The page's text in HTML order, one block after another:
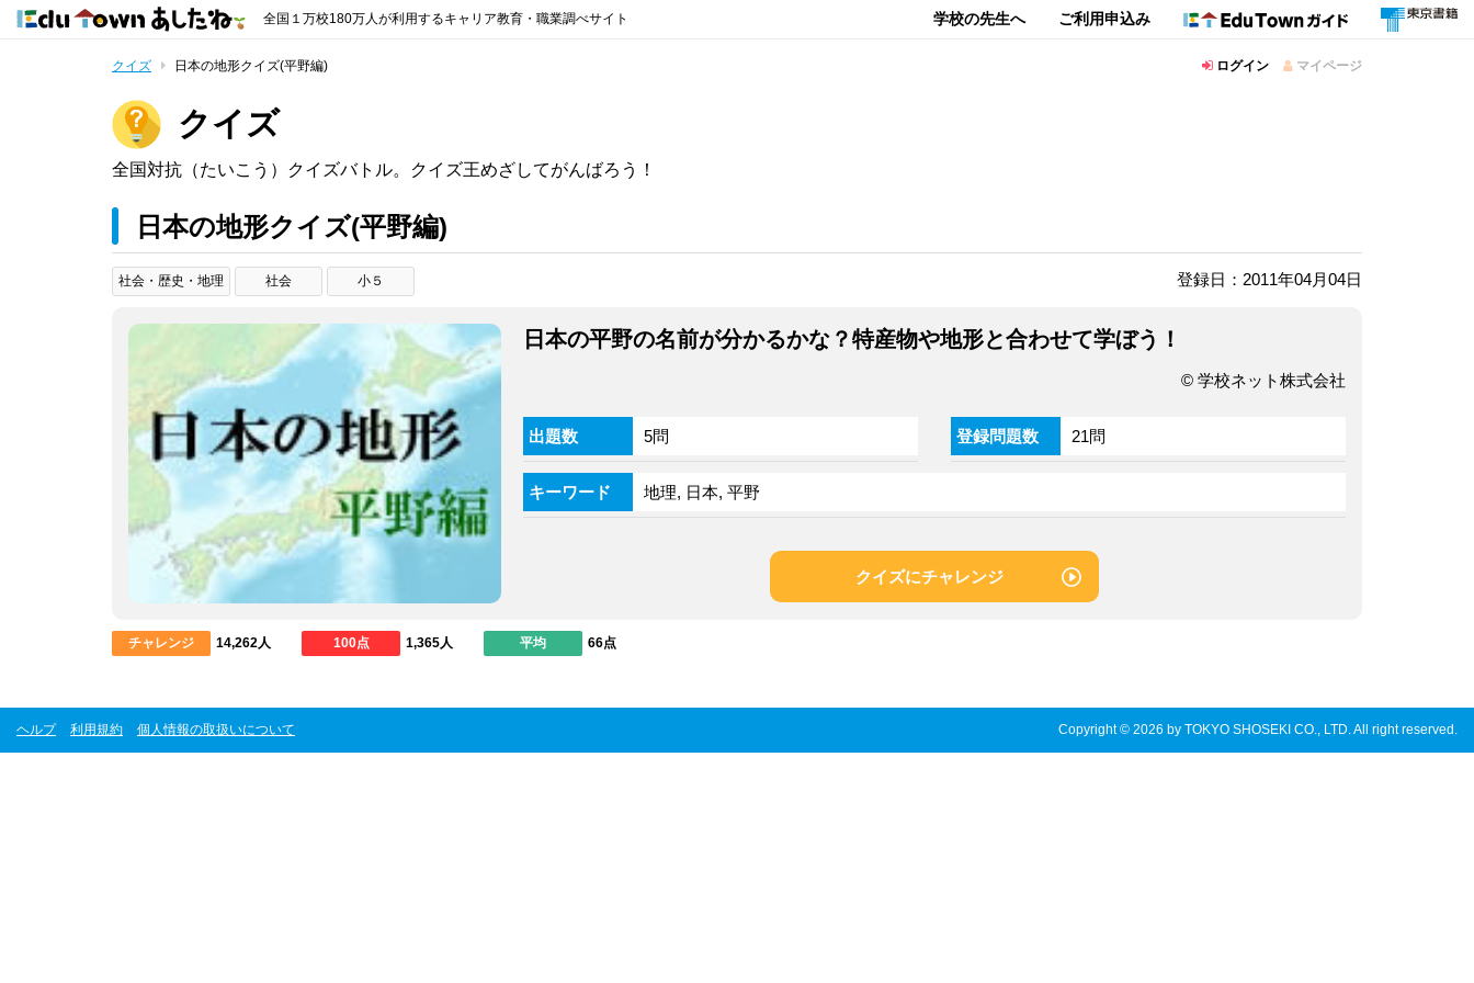
全国１万校180万人が利用するキャリア教育・職業調べサイト 学校の先生へ ご利用申込み
クイズ 日本の地形クイズ(平野編) ログイン マイページ
クイズ
全国対抗（たいこう）クイズバトル。クイズ王めざしてがんばろう！
日本の地形クイズ(平野編)
社会・歴史・地理 社会 小５ 登録日：2011年04月04日
日本の平野の名前が分かるかな？特産物や地形と合わせて学ぼう！
© 学校ネット株式会社
出題数 5問 登録問題数 21問
キーワード 地理, 日本, 平野
クイズにチャレンジ
チャレンジ 14,262人 100点 1,365人 平均 66点
ヘルプ 利用規約 個人情報の取扱いについて Copyright © 2026 by TOKYO SHOSEKI CO., LTD. All right reserved.